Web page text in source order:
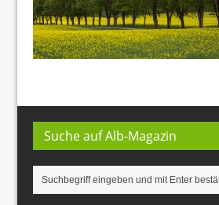
Suche auf Alb-Magazin